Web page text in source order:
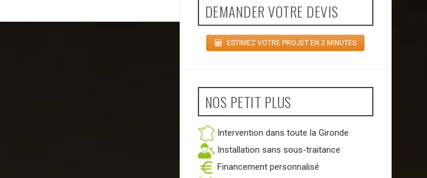
DEMANDER VOTRE DEVIS
ESTIMEZ VOTRE PROJET EN 2 MINUTES
NOS PETIT PLUS
Intervention dans toute la Gironde
Installation sans sous-traitance
Financement personnalisé